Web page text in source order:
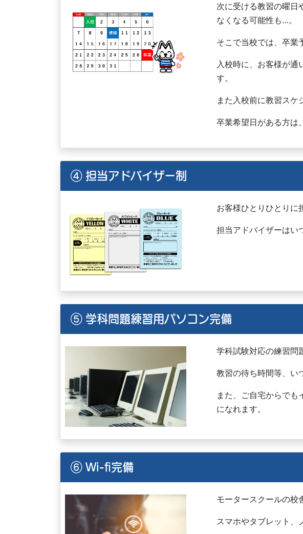
次に受ける教習の曜日
なくなる可能性も…。
そこで当校では、卒業
入校時に、お客様が通
す。
また入校前に教習スケ
卒業希望日がある方は
④ 担当アドバイザー制
お客様ひとりひとりに
担当アドバイザーはい
⑤ 学科問題練習用パソコン完備
学科試験対応の練習問
教習の待ち時間等、い
また、ご自宅からで
になれます。
⑥ Wi-fi完備
モータースクールの校
スマホやタブレット、